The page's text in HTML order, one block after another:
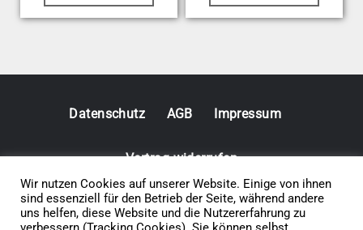
© 2026 • Elephants 5
Datenschutz AGB Impressum
Vertrag widerrufen
Wir nutzen Cookies auf unserer Website. Einige von ihnen
sind essenziell für den Betrieb der Seite, während andere
uns helfen, diese Website und die Nutzererfahrung zu